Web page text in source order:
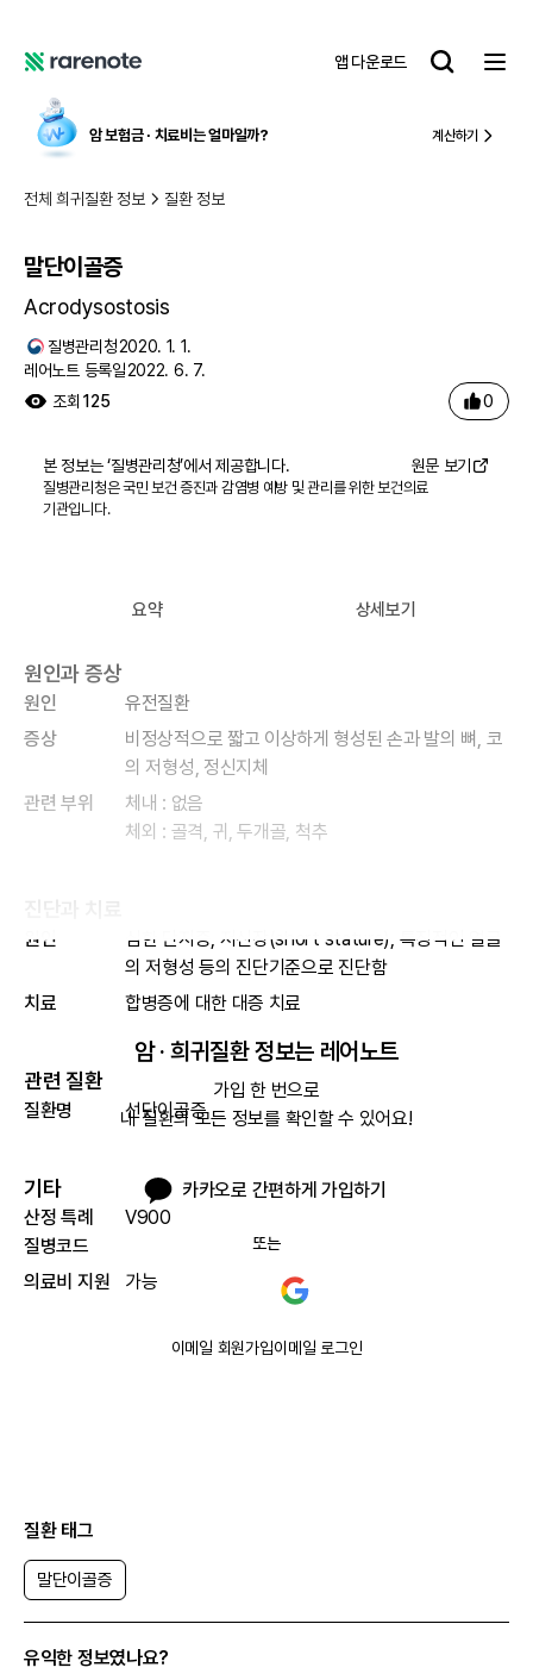
노
앱 다운로드
레
트
암 보험금 ∙ 치료비는 얼마일까?
전체 희귀질환 정보 질환 정보
말단이골증
Acrodysostosis
질병관리청2020. 1. 1.
레어노트 등록일2022. 6. 7.
조회 125 0
본 정보는 ‘질병관리청’에서 제공합니다. 원문 보기
질병관리청은 국민 보건 증진과 감염병 예방 및 관리를 위한 보건의료
기관입니다.
요약 상세보기
원인과 증상
원인
유전질환
증상
비정상적으로 짧고 이상하게 형성된 손과 발의 뼈, 코
의 저형성, 정신지체
관련 부위
체내 : 없음
체외 : 골격, 귀, 두개골, 척추
원인
심한 단지증, 저신장(short stature), 특징적인 얼굴
의 저형성 등의 진단기준으로 진단함
치료
합병증에 대한 대증 치료
관련 질환
질환명 선단이골증
기타
산정 특례
질병코드
V900
의료비 지원 가능
암 · 희귀질환 정보는 레어노트
가입 한 번으로
내 질환의 모든 정보를 확인할 수 있어요!
카카오로 간편하게 가입하기
또는
이메일 회원가입이메일 로그인
질환 태그
말단이골증
유익한 정보였나요?